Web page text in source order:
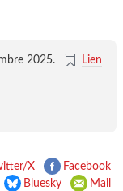
2025.
Lien
X
Facebook
Bluesky Mail